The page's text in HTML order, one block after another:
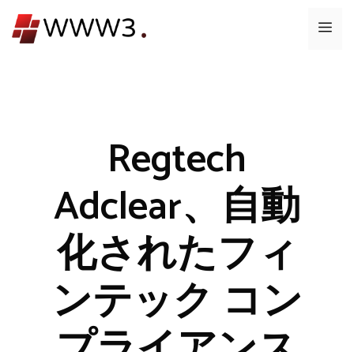
ン
メ
Regtech
Adclear、自動
化されたフィ
ンテック コン